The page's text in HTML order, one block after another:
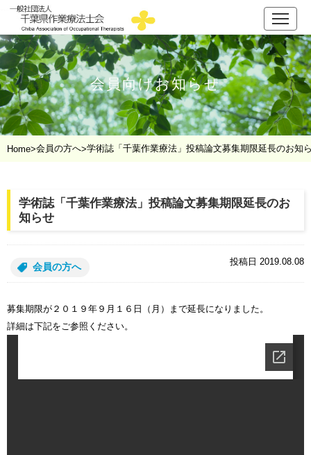
会員向けお知らせ
Home>会員の方へ>学術誌「千葉作業療法」投稿論文募集期限延長のお知
学術誌「千葉作業療法」投稿論文募集期限延長のお
知らせ
会員の方へ 投稿日 2019.08.08
募集期限が２０１９年９月１６日（月）まで延長になりました。
詳細は下記をご参照ください。